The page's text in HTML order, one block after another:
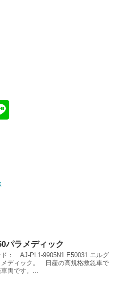
パラメディック
ド： AJ-PL1-9905N1 E50031 エルグ
メディック。 日産の高規格救急車で
両です。...